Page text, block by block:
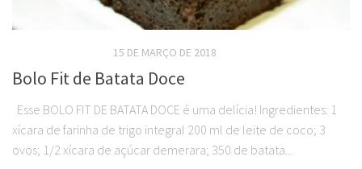
15 DE MARÇO DE 2018
Bolo Fit de Batata Doce
Esse BOLO FIT DE BATATA DOCE é uma delícia! Ingredientes: 1
xícara de farinha de trigo integral 200 ml de leite de coco; 3
ovos; 1/2 xícara de açúcar demerara; 350 de batata...